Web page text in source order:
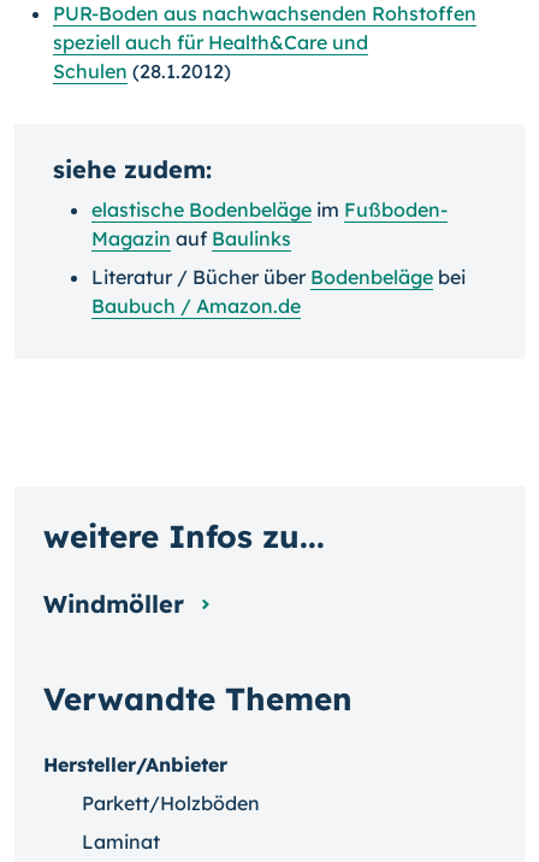
PUR-Boden aus nachwachsenden Rohstoffen
speziell auch für Health&Care und
Schulen (28.1.2012)
siehe zudem:
elastische Bodenbeläge im Fußboden-
Magazin auf Baulinks
Literatur / Bücher über Bodenbeläge bei
Baubuch / Amazon.de
Verwandte Themen
Hersteller/Anbieter
Parkett/Holzböden
Laminat
weitere Infos zu...
Windmöller